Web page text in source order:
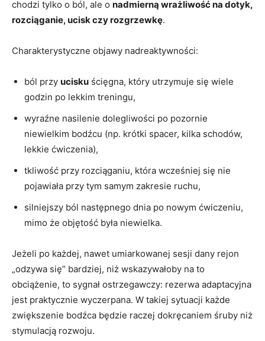
chodzi tylko o ból, ale o nadmierną wrażliwość na dotyk,
rozciąganie, ucisk czy rozgrzewkę.
Charakterystyczne objawy nadreaktywności:
ból przy ucisku ścięgna, który utrzymuje się wiele
godzin po lekkim treningu,
wyraźne nasilenie dolegliwości po pozornie
niewielkim bodźcu (np. krótki spacer, kilka schodów,
lekkie ćwiczenia),
tkliwość przy rozciąganiu, która wcześniej się nie
pojawiała przy tym samym zakresie ruchu,
silniejszy ból następnego dnia po nowym ćwiczeniu,
mimo że objętość była niewielka.
Jeżeli po każdej, nawet umiarkowanej sesji dany rejon
„odzywa się” bardziej, niż wskazywałoby na to
obciążenie, to sygnał ostrzegawczy: rezerwa adaptacyjna
jest praktycznie wyczerpana. W takiej sytuacji każde
zwiększenie bodźca będzie raczej dokręcaniem śruby niż
stymulacją rozwoju.